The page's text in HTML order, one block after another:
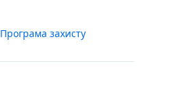
Програма захисту